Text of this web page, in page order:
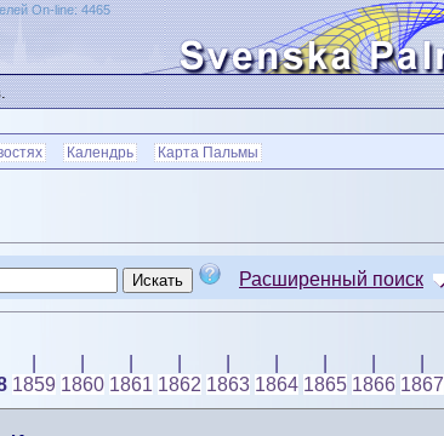
On-line: 4465
Календрь Карта Пальмы
Расширенный поиск
1859 1860 1861 1862 1863 1864 1865 1866 1867